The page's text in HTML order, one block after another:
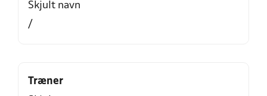
Skjult navn
/
Træner